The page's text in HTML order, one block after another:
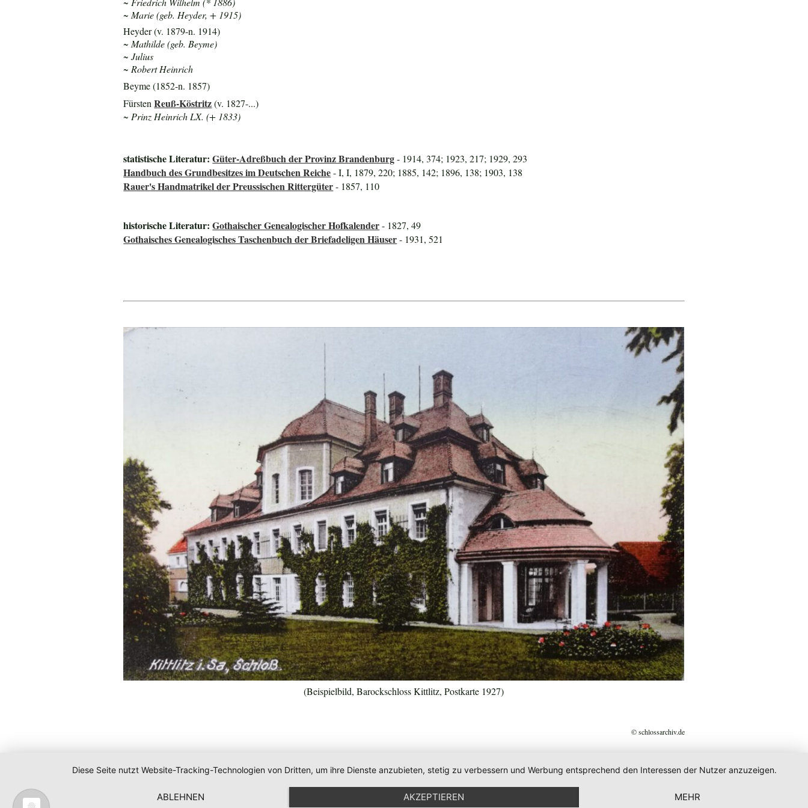
~ Marie (geb. Heyder, + 1915)
Heyder (v. 1879-n. 1914)
~ Mathilde (geb. Beyme)
~ Julius
~ Robert Heinrich
Beyme (1852-n. 1857)
FürstenReuß-Köstritz(v. 1827-...)
~ Prinz Heinrich LX. (+ 1833)
statistische Literatur:Güter-Adreßbuch der Provinz Brandenburg- 1914, 374; 1923, 217; 1929, 293
Handbuch des Grundbesitzes im Deutschen Reiche- I, I, 1879, 220; 1885, 142; 1896, 138; 1903, 138
Rauer's Handmatrikel der Preussischen Rittergüter- 1857, 110
historische Literatur:Gothaischer Genealogischer Hofkalender- 1827, 49
Gothaisches Genealogisches Taschenbuch der Briefadeligen Häuser- 1931, 521
(Beispielbild, Barockschloss Kittlitz, Postkarte 1927)
© schlossarchiv.de
Diese Seite nutzt Website-Tracking-Technologien von Dritten, um ihre Dienste anzubieten, stetig zu verbessern und Werbung entsprechend den Interessen der Nutzer anzuzeigen.
ABLEHNEN AKZEPTIEREN MEHR